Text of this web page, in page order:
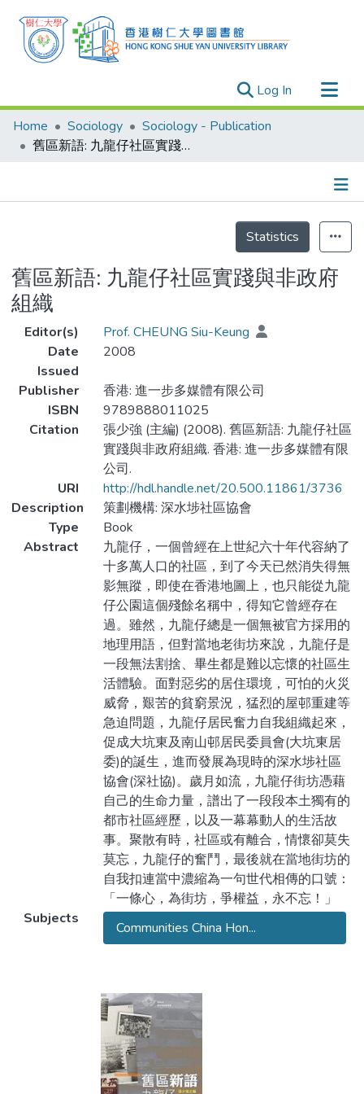
Log In (current)
Research Outputs
Researchers
Projects
Home Sociology
Sociology - Publication
舊區新語: 九龍仔社區實踐與非政府組織
Statistics
舊區新語: 九龍仔社區實踐與非政府
組織
Editor(s)
Prof. CHEUNG Siu-Keung
Date
Issued
2008
Publisher
香港: 進一步多媒體有限公司
ISBN
9789888011025
Citation
張少強 (主編) (2008). 舊區新語: 九龍仔社區
實踐與非政府組織. 香港: 進一步多媒體有限
公司.
URI
http://hdl.handle.net/20.500.11861/3736
Description
策劃機構: 深水埗社區協會
Type
Book
Abstract
九龍仔，一個曾經在上世紀六十年代容納了
十多萬人口的社區，到了今天已然消失得無
影無蹤，即使在香港地圖上，也只能從九龍
仔公園這個殘餘名稱中，得知它曾經存在
過。雖然，九龍仔總是一個無被官方採用的
地理用語，但對當地老街坊來說，九龍仔是
一段無法割捨、畢生都是難以忘懷的社區生
活體驗。面對惡劣的居住環境，可怕的火災
威脅，艱苦的貧窮景況，猛烈的屋邨重建等
急迫問題，九龍仔居民奮力自我組織起來，
促成大坑東及南山邨居民委員會(大坑東居
委)的誕生，進而發展為現時的深水埗社區
協會(深社協)。歲月如流，九龍仔街坊憑藉
自己的生命力量，譜出了一段段本土獨有的
都市社區經歷，以及一幕幕動人的生活故
事。聚散有時，社區或有離合，情懷卻莫失
莫忘，九龍仔的奮鬥，最後就在當地街坊的
自我扣連當中濃縮為一句世代相傳的口號：
「一條心，為街坊，爭權益，永不忘！」
Subjects
Communities China Hon...